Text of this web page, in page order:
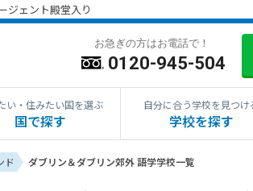
ジェント殿堂入り
お急ぎの方はお電話で！
0120-945-504
い・住みたい国を選ぶ
国で探す
自分に合う学校を見つけ
学校を探す
ド ダブリン＆ダブリン郊外 語学学校一覧